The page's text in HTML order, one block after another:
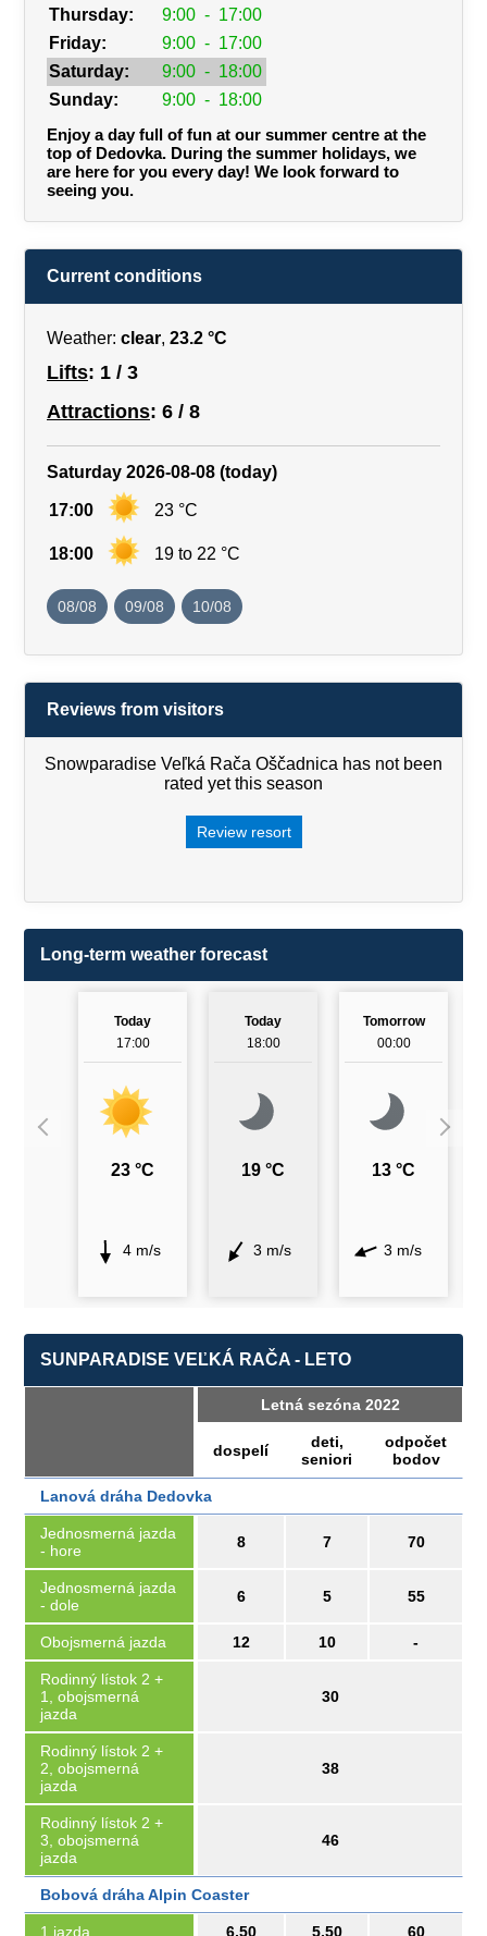
Thursday:
9:00 - 17:00
Friday:
9:00 - 17:00
Saturday:
9:00 - 18:00
Sunday:
9:00 - 18:00
Enjoy a day full of fun at our summer centre at the
top of Dedovka. During the summer holidays, we
are here for you every day! We look forward to
seeing you.
Current conditions
Weather: clear, 23.2 °C
Lifts: 1 / 3
Attractions: 6 / 8
Saturday 2026-08-08 (today)
17:00 23 °C
18:00 19 to 22 °C
08/08 09/08 10/08
Reviews from visitors
Snowparadise Veľká Rača Oščadnica has not been
rated yet this season
Review resort
Long-term weather forecast
Today
17:00
23 °C
4 m/s
Today
18:00
19 °C
3 m/s
Tomorrow
00:00
13 °C
3 m/s
SUNPARADISE VEĽKÁ RAČA - LETO
Letná sezóna 2022
dospelí
deti,
seniori
odpočet
bodov
Lanová dráha Dedovka
Jednosmerná jazda
- hore
8 7 70
Jednosmerná jazda
- dole
6 5 55
Obojsmerná jazda 12 10 -
Rodinný lístok 2 +
1, obojsmerná
jazda
30
Rodinný lístok 2 +
2, obojsmerná
jazda
38
Rodinný lístok 2 +
3, obojsmerná
jazda
46
Bobová dráha Alpin Coaster
1 jazda 6,50 5,50 60